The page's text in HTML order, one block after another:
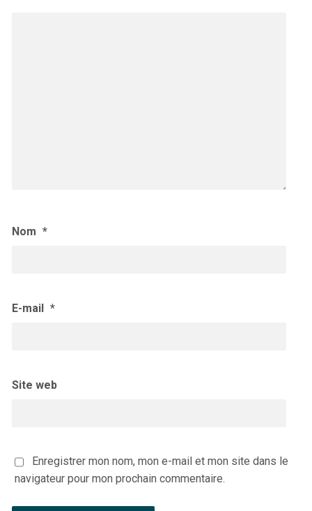
Nom *
E-mail *
Site web
Enregistrer mon nom, mon e-mail et mon site dans le
navigateur pour mon prochain commentaire.